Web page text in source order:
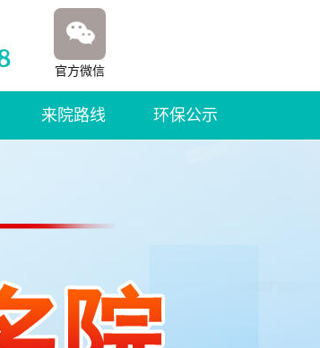
官方微信
来院路线 环保公示